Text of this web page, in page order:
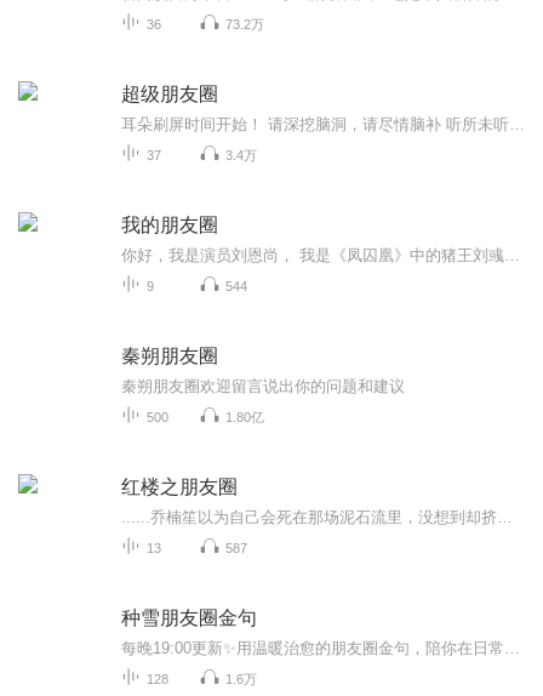
36 73.2万
超级朋友圈
37 3.4万
我的朋友圈
9 544
秦朔朋友圈
秦朔朋友圈欢迎留言说出你的问题和建议
500 1.80亿
红楼之朋友圈
13 587
种雪朋友圈金句
128 1.6万